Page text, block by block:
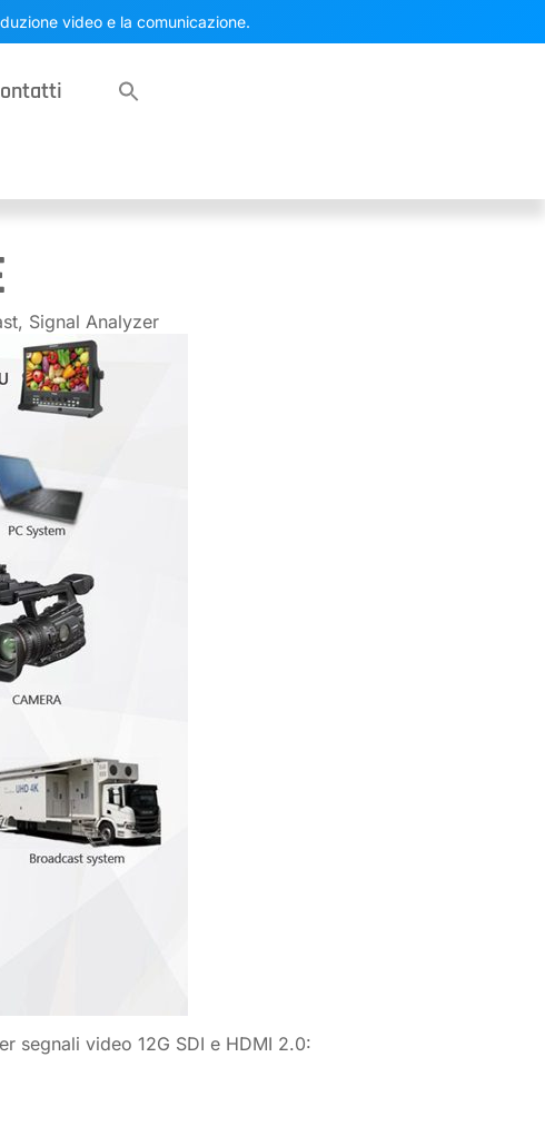
video e la comunicazione.
, Signal Analyzer
segnali video 12G SDI e HDMI 2.0: